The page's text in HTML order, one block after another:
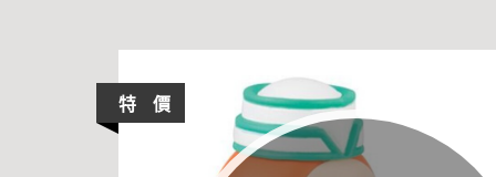
特 價